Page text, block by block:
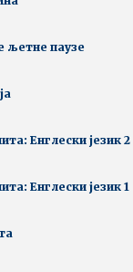
љетне паузе
Енглески језик 2
Енглески језик 1